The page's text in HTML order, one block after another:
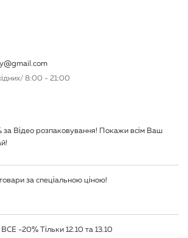
8:00 - 21:00
за Відео розпаковування! Покажи всім Ваш
за спеціальною ціною!
-20% Тільки 12.10 та 13.10